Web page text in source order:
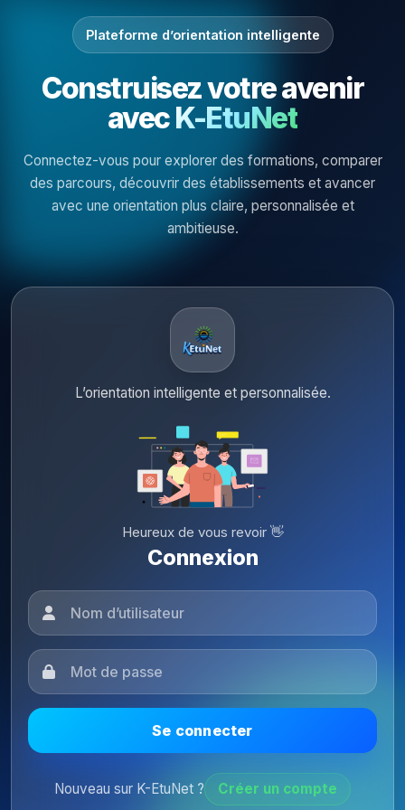
Plateforme d’orientation intelligente
Construisez votre avenir
avecK-EtuNet
Connectez-vous pour explorer des formations, comparer
des parcours, découvrir des établissements et avancer
avec une orientation plus claire, personnalisée et
ambitieuse.
L’orientation intelligente et personnalisée.
Heureux de vous revoir 👋
Connexion
Se connecter
Nouveau sur K-EtuNet ? Créer un compte